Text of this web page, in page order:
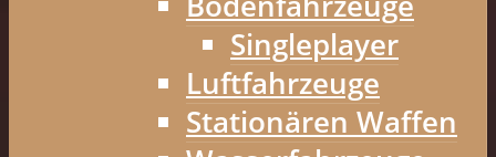
Singleplayer
Luftfahrzeuge
Stationären Waffen